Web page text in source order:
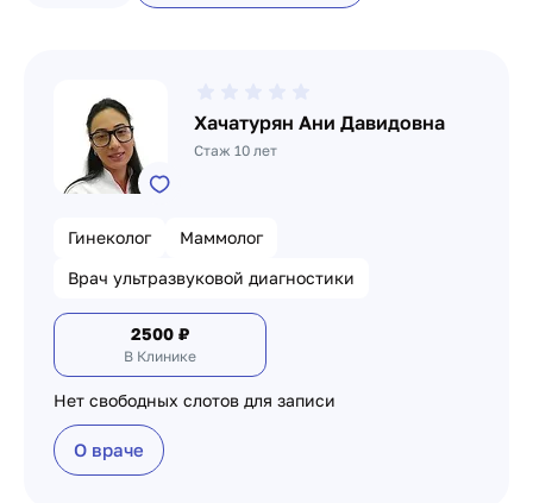
Хачатурян Ани Давидовна
Стаж 10 лет
Гинеколог
Маммолог
Врач ультразвуковой диагностики
2500 ₽
В Клинике
Нет свободных слотов для записи
О враче